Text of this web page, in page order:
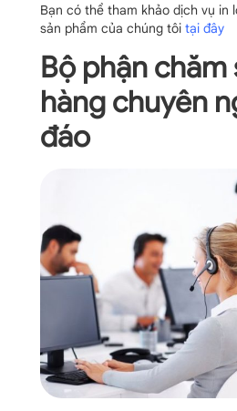
Bạn có thể tham khảo dịch vụ in
sản phẩm của chúng tôi tại đây
Bộ phận
hàng chuyên
đáo